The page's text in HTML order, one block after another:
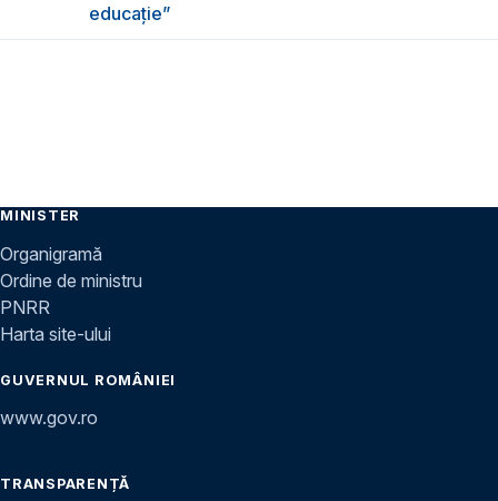
educație”
MINISTER
Organigramă
Ordine de ministru
PNRR
Harta site-ului
GUVERNUL ROMÂNIEI
www.gov.ro
TRANSPARENȚĂ